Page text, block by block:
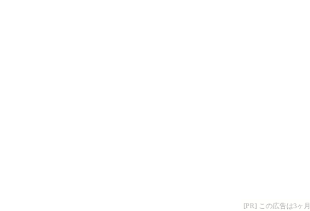
[PR] この広告は3ヶ